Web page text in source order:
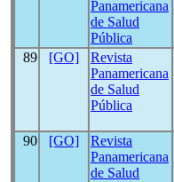
Panamericana
de Salud
Pública
89 [GO]
Revista
Panamericana
de Salud
Pública
90 [GO]
Revista
Panamericana
de Salud